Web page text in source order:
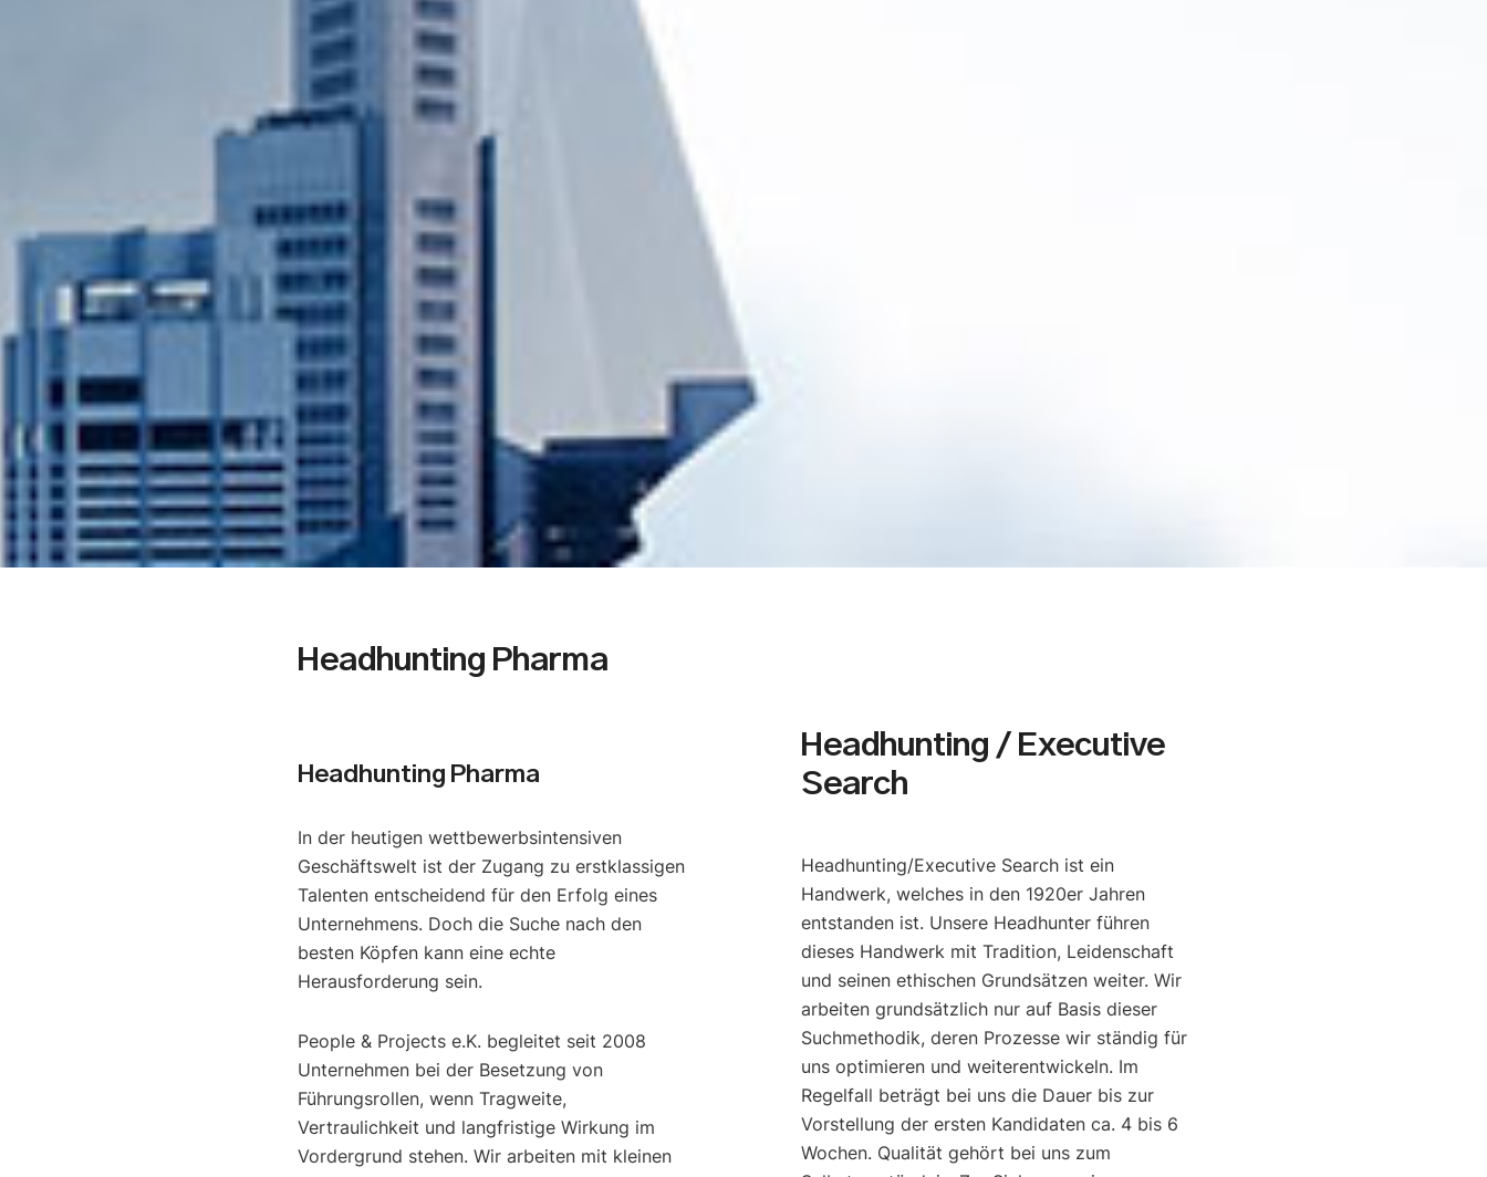
Headhunting Pharma
Headhunting Pharma
In der heutigen wettbewerbsintensiven
Geschäftswelt ist der Zugang zu erstklassigen
Talenten entscheidend für den Erfolg eines
Unternehmens. Doch die Suche nach den
besten Köpfen kann eine echte
Herausforderung sein.
People & Projects e.K. begleitet seit 2008
Unternehmen bei der Besetzung von
Führungsrollen, wenn Tragweite,
Vertraulichkeit und langfristige Wirkung im
Vordergrund stehen. Wir arbeiten mit kleinen
Headhunting / Executive
Search
Headhunting/Executive Search ist ein
Handwerk, welches in den 1920er Jahren
entstanden ist. Unsere Headhunter führen
dieses Handwerk mit Tradition, Leidenschaft
und seinen ethischen Grundsätzen weiter. Wir
arbeiten grundsätzlich nur auf Basis dieser
Suchmethodik, deren Prozesse wir ständig für
uns optimieren und weiterentwickeln. Im
Regelfall beträgt bei uns die Dauer bis zur
Vorstellung der ersten Kandidaten ca. 4 bis 6
Wochen. Qualität gehört bei uns zum